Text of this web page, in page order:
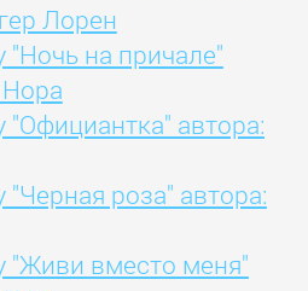
Лорен
"Ночь на причале"
"Официантка" автора:
"Черная роза" автора:
"Живи вместо меня"